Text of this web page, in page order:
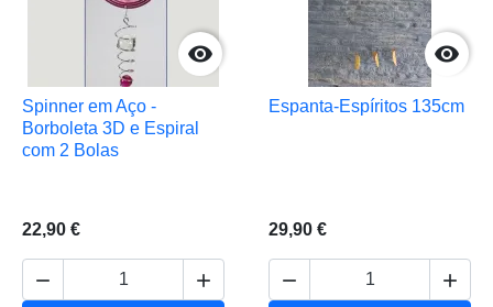

Spinner em Aço -
Borboleta 3D e Espiral
com 2 Bolas
22,90 €
 

Espanta-Espíritos 135cm
29,90 €
 